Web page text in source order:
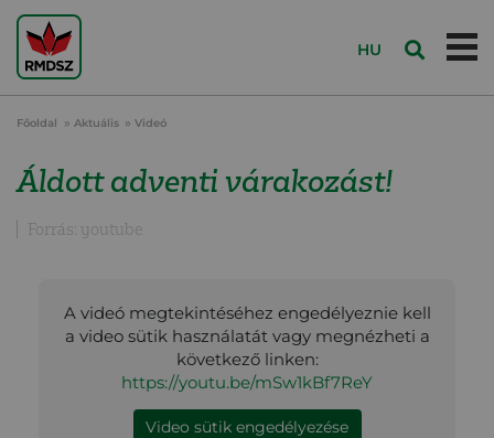
HU
Főoldal Aktuális Videó
Áldott adventi várakozást!
Forrás: youtube
A videó megtekintéséhez engedélyeznie kell
a video sütik használatát vagy megnézheti a
következő linken:
https://youtu.be/mSw1kBf7ReY
Video sütik engedélyezése